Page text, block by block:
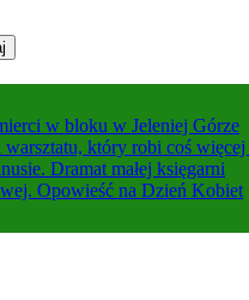
w bloku w Jeleniej Górze
który robi coś
Dramat małej księgarni
Opowieść na Dzień Kobiet